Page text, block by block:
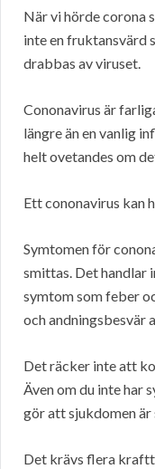
När vi hörde corona
inte en fruktansvärd
drabbas av viruset.
Cononavirus är
längre än en vanlig
helt ovetandes om
Ett cononavirus kan
Symtomen för
smittas. Det handlar
symtom som feber
och andningsbesvär
Det räcker inte att
Även om du inte har
gör att sjukdomen
Det krävs flera